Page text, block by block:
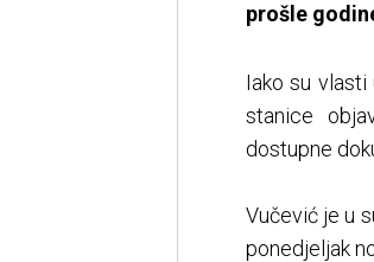
prošle
Iako su
stanice
dostupne
Vučević je u
ponedjeljak